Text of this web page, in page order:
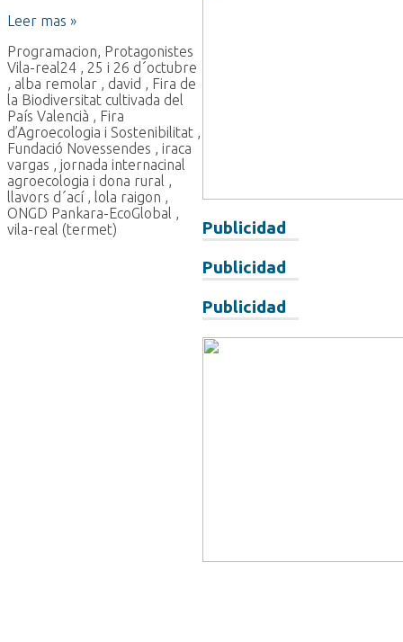
Publicidad
Publicidad
Publicidad
Leer mas »
Programacion Protagonistes
Vila-real 24
25 i 26 d´octubre
alba remolar david
Fira de
la Biodiversitat cultivada del
País Valencià
Fira
d’Agroecologia i Sostenibilitat
Fundació Novessendes
iraca
vargas
jornada internacinal
agroecologia i dona rural
llavors d´ací, lola raigon
ONGD Pankara-EcoGlobal
vila-real (termet)